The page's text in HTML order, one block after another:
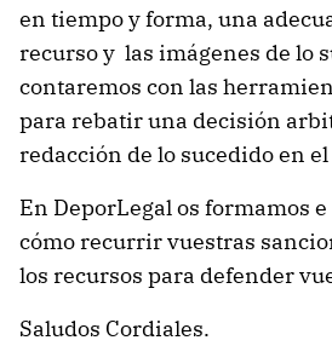
en tiempo y forma, una
recurso y las imágenes de lo
contaremos con las
para rebatir una decisión
redacción de lo sucedido en el
En DeporLegal os formamos
cómo recurrir vuestras
los recursos para defender
Saludos Cordiales.